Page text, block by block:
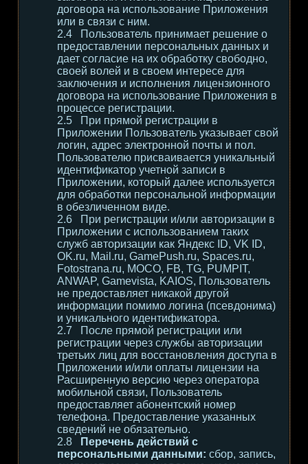
договора на использование Приложения
или в связи с ним.
Пользователь принимает решение о
предоставлении персональных данных и
дает согласие на их обработку свободно,
своей волей и в своем интересе для
заключения и исполнения лицензионного
договора на использование Приложения в
процессе регистрации.
При прямой регистрации в
Приложении Пользователь указывает свой
логин, адрес электронной почты и пол.
Пользователю присваивается уникальный
идентификатор учетной записи в
Приложении, который далее используется
для обработки персональной информации
в обезличенном виде.
При регистрации и/или авторизации в
Приложении с использованием таких
служб авторизации как Яндекс ID, VK ID,
OK.ru, Mail.ru, GamePush.ru, Spaces.ru,
Fotostrana.ru, MOCO, FB, TG, PUMPIT,
ANWAP, Gamevista, KAIOS, Пользователь
не предоставляет никакой другой
информации помимо логина (псевдонима)
и уникального идентификатора.
После прямой регистрации или
регистрации через службы авторизации
третьих лиц для восстановления доступа в
Приложении и/или оплаты лицензии на
Расширенную версию через оператора
мобильной связи, Пользователь
предоставляет абонентский номер
телефона. Предоставление указанных
сведений не обязательно.
Перечень действий с
персональными данными: сбор, запись,